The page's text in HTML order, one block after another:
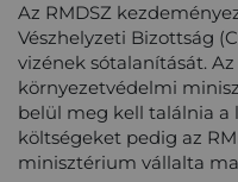
Az RMDSZ
Vészhelyzeti Bizottság
vizének sótalanítását.
környezetvédelmi
belül meg kell találnia a
költségeket pedig az
minisztérium vállalta